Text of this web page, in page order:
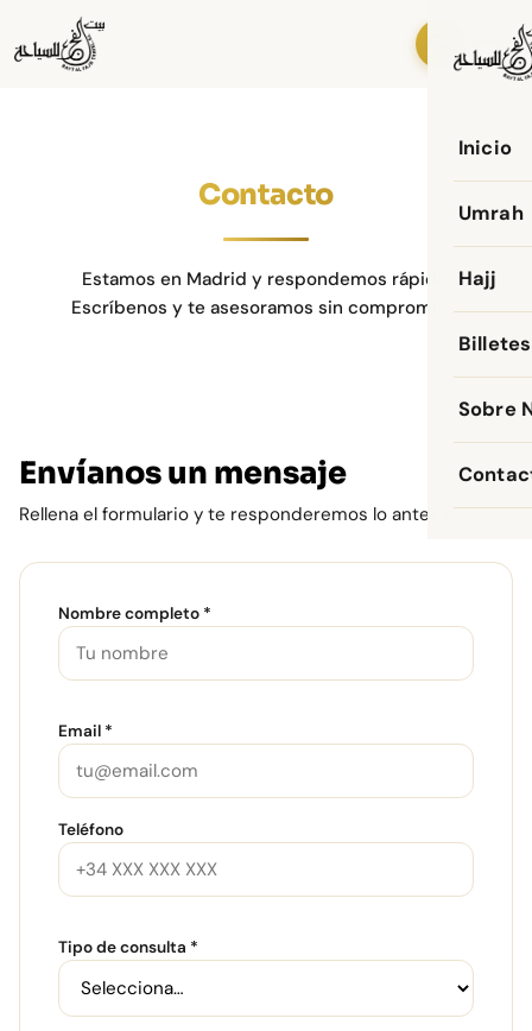
Inicio
Umrah
Hajj
Sobre
Contacto
Estamos en Madrid y respondemos rápido.
Escríbenos y te asesoramos sin compromiso.
Envíanos un mensaje
Rellena el formulario y te responderemos lo antes posible.
Nombre completo *
Email *
Teléfono
Tipo de consulta *